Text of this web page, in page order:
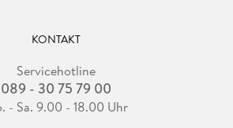
KONTAKT
Servicehotline
089 - 30 75 79 00
- Sa. 9.00 - 18.00 Uhr